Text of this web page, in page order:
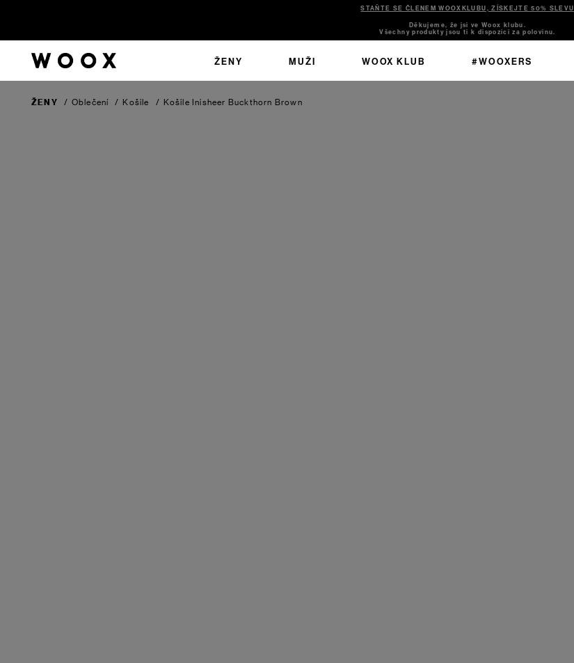
STAŇTE SE ČLENEM WOOXKLUBU, ZÍSKEJTE 50% SLEVU
Děkujeme, že jsi ve Woox klubu.
Všechny produkty jsou ti k dispozici za polovinu.
ŽENY MUŽI WOOX KLUB #WOOXERS
ŽENY / Oblečení / Košile / Košile Inisheer Buckthorn Brown